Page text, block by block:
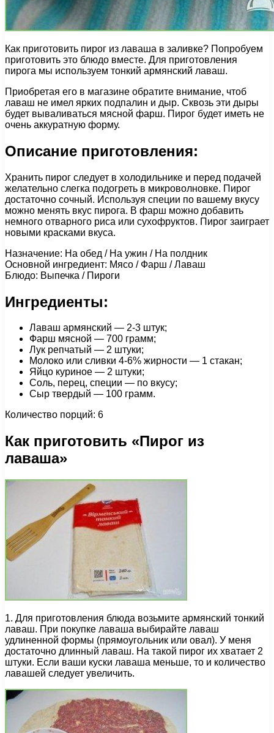
Как приготовить пирог из лаваша в заливке? Попробуем
приготовить это блюдо вместе. Для приготовления
пирога мы используем тонкий армянский лаваш.
Приобретая его в магазине обратите внимание, чтоб
лаваш не имел ярких подпалин и дыр. Сквозь эти дыры
будет вываливаться мясной фарш. Пирог будет иметь не
очень аккуратную форму.
Описание приготовления:
Хранить пирог следует в холодильнике и перед подачей
желательно слегка подогреть в микроволновке. Пирог
достаточно сочный. Используя специи по вашему вкусу
можно менять вкус пирога. В фарш можно добавить
немного отварного риса или сухофруктов. Пирог заиграет
новыми красками вкуса.
Назначение: На обед / На ужин / На полдник
Основной ингредиент: Мясо / Фарш / Лаваш
Блюдо: Выпечка / Пироги
Ингредиенты:
Лаваш армянский — 2-3 штук;
Фарш мясной — 700 грамм;
Лук репчатый — 2 штуки;
Молоко или сливки 4-6% жирности — 1 стакан;
Яйцо куриное — 2 штуки;
Соль, перец, специи — по вкусу;
Сыр твердый — 100 грамм.
Количество порций: 6
Как приготовить «Пирог из
лаваша»
1. Для приготовления блюда возьмите армянский тонкий
лаваш. При покупке лаваша выбирайте лаваш
удлиненной формы (прямоугольник или овал). У меня
достаточно длинный лаваш. На такой пирог их хватает 2
штуки. Если ваши куски лаваша меньше, то и количество
лавашей следует увеличить.